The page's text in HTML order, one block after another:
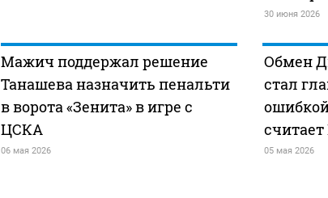
30 июня 2026
Мажич поддержал решение
Танашева назначить пенальти
в ворота «Зенита» в игре с
ЦСКА
06 мая 2026
Обмен
стал
05 мая 2026